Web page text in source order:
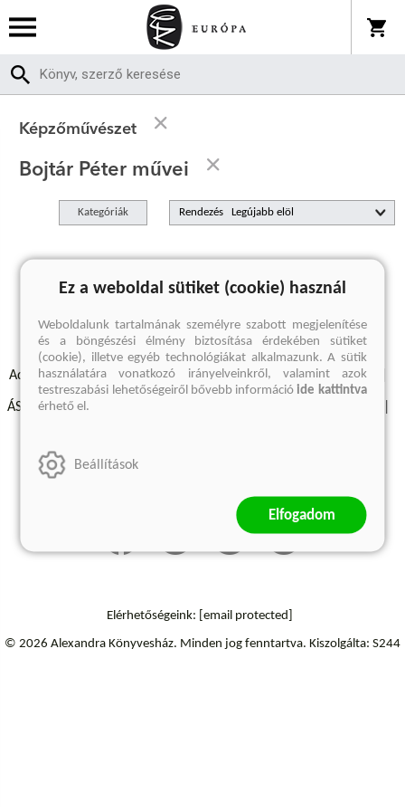
Képzőművészet
Bojtár Péter művei
Kategóriák Rendezés
A keresett kifejezésre nincs találat
Adatvédelmi szabályzatok Elállási felmondási nyilatkozat
ÁSZF - Vásárlási feltételek
Szállítási információk
Elérhetőségeink: [email protected]
© 2026 Alexandra Könyvesház. Minden jog fenntartva. Kiszolgálta: S244
Ez a weboldal sütiket (cookie) használ
Weboldalunk tartalmának személyre szabott megjelenítése
és a böngészési élmény biztosítása érdekében sütiket
(cookie), illetve egyéb technológiákat alkalmazunk. A sütik
használatára vonatkozó irányelveinkről, valamint azok
testreszabási lehetőségeiről bővebb információide kattintva
érhető el.
Beállítások
Elfogadom